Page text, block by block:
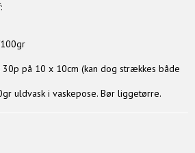
30p på 10 x 10cm (kan dog strækkes både
uldvask i vaskepose. Bør liggetørre.